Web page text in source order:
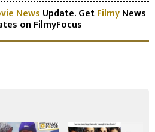
News Update. GetFilmyNews
on FilmyFocus